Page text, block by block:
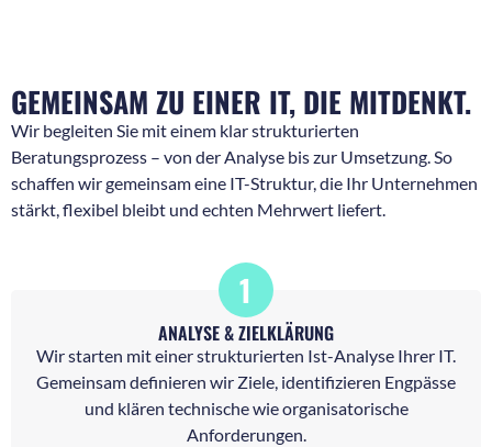
GEMEINSAM ZU EINER IT, DIE MITDENKT.
Wir begleiten Sie mit einem klar strukturierten
Beratungsprozess – von der Analyse bis zur Umsetzung. So
schaffen wir gemeinsam eine IT-Struktur, die Ihr Unternehmen
stärkt, flexibel bleibt und echten Mehrwert liefert.
1
ANALYSE & ZIELKLÄRUNG
Wir starten mit einer strukturierten Ist-Analyse Ihrer IT.
Gemeinsam definieren wir Ziele, identifizieren Engpässe
und klären technische wie organisatorische
Anforderungen.